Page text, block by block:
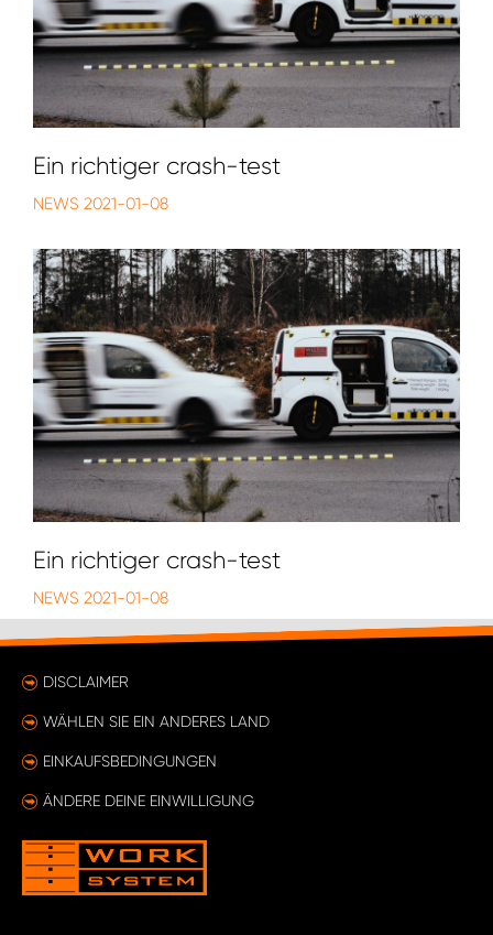
Ein richtiger crash-test
NEWS 2021-01-08
Ein richtiger crash-test
NEWS 2021-01-08
DISCLAIMER
WÄHLEN SIE EIN ANDERES LAND
EINKAUFSBEDINGUNGEN
ÄNDERE DEINE EINWILLIGUNG